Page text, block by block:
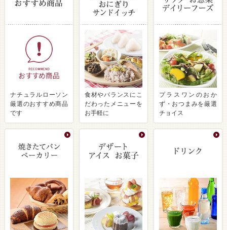
ナチュラルローソン
厳選のおすすめ商品
です
食材やバランスにこ
だわったメニューを
お手軽に
プラスワンのおか
ず・おつまみを厳選
チョイス